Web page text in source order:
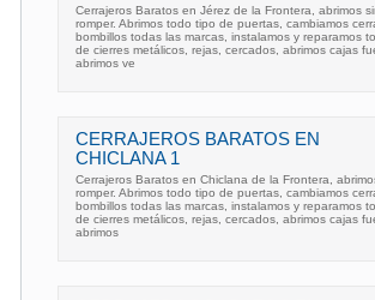
Cerrajeros Baratos en Jérez de la Frontera, abrimos
romper. Abrimos todo tipo de puertas, cambiamos
bombillos todas las marcas, instalamos y reparamos
de cierres metálicos, rejas, cercados, abrimos cajas
abrimos ve
CERRAJEROS BARATOS EN
CHICLANA 1
Cerrajeros Baratos en Chiclana de la Frontera,
romper. Abrimos todo tipo de puertas, cambiamos
bombillos todas las marcas, instalamos y reparamos
de cierres metálicos, rejas, cercados, abrimos cajas
abrimos